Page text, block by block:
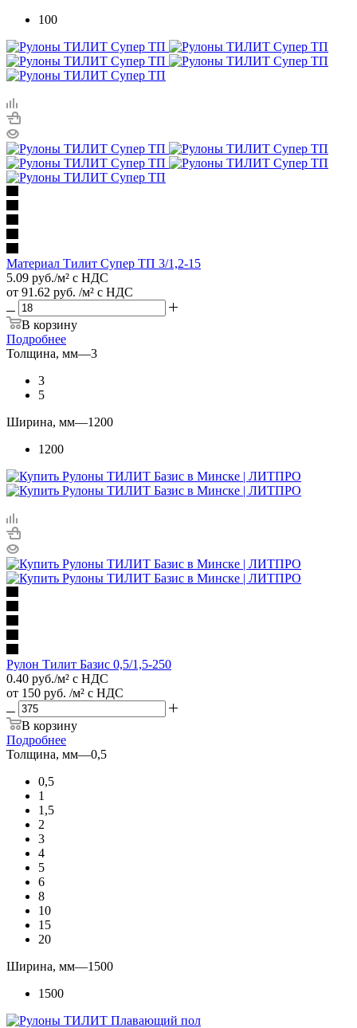
100
Материал Тилит Супер ТП 3/1,2-15
5.09 руб./м² с НДС
от 91.62 руб. /м² с НДС
В корзину
Подробнее
Толщина, мм—3
3
5
Ширина, мм—1200
1200
Рулон Тилит Базис 0,5/1,5-250
0.40 руб./м² с НДС
от 150 руб. /м² с НДС
В корзину
Подробнее
Толщина, мм—0,5
0,5
1
1,5
2
3
4
5
6
8
10
15
20
Ширина, мм—1500
1500